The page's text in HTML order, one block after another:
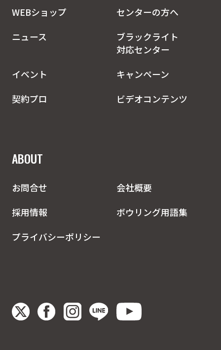
WEBショップ
センターの方へ
ニュース
ブラックライト
対応センター
イベント
キャンペーン
契約プロ
ビデオコンテンツ
ABOUT
お問合せ
会社概要
採用情報
ボウリング用語集
プライバシーポリシー